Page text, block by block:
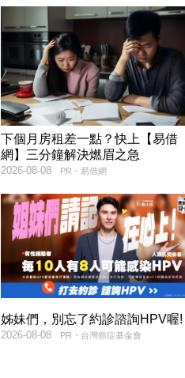
下個月房租差一點？快上【易借
網】三分鐘解決燃眉之急
PR・易借網
2026-08-08
姊妹們，別忘了約診諮詢HPV喔!
PR・台灣癌症基金會
2026-08-08